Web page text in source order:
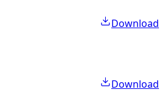
Download
Download